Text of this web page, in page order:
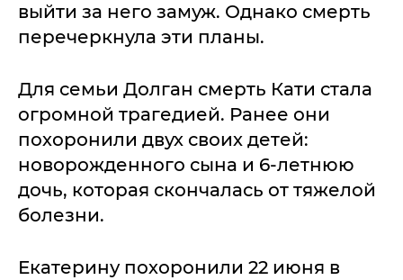
выйти за него замуж. Однако смерть
перечеркнула эти планы.
Для семьи Долган смерть Кати стала
огромной трагедией. Ранее они
похоронили двух своих детей:
новорожденного сына и 6-летнюю
дочь, которая скончалась от тяжелой
болезни.
Екатерину похоронили 22 июня в